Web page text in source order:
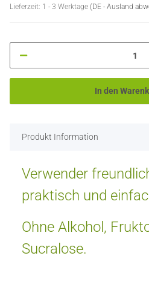
Lieferzeit: 1 - 3 Werktage (DE - Ausland
In den
Produkt Information
Verwender
praktisch und
Ohne Alkohol,
Sucralose.